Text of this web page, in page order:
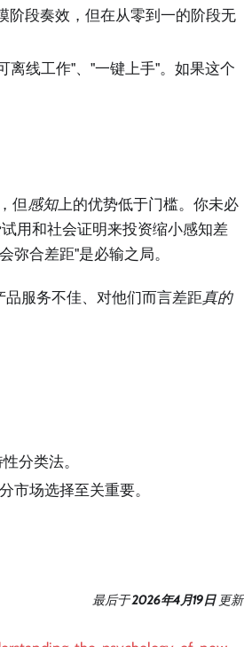
阶段奏效，但在从零到一的阶段无
离线工作"、"一键上手"。如果这个
但感知上的优势低于门槛。你未必
用和社会证明来投资缩小感知差
弥合差距"是必输之局。
服务不佳、对他们而言差距真的
分类法。
市场选择至关重要。
最后于2026年4月19日 更新